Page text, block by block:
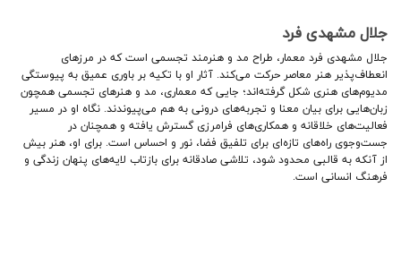
جلال مشهدی فرد
جلال مشهدی فرد معمار، طراح مد و هنرمند تجسمی است که در مرزهای
انعطاف‌پذیر هنر معاصر حرکت می‌کند. آثار او با تکیه بر باوری عمیق به پیوستگی
مدیوم‌های هنری شکل گرفته‌اند؛ جایی که معماری، مد و هنرهای تجسمی همچون
زبان‌هایی برای بیان معنا و تجربه‌های درونی به هم می‌پیوندند. نگاه او در مسیر
فعالیت‌های خلاقانه و همکاری‌های فرامرزی گسترش یافته و همچنان در
جست‌وجوی راه‌های تازه‌ای برای تلفیق فضا، نور و احساس است. برای او، هنر بیش
از آنکه به قالبی محدود شود، تلاشی صادقانه برای بازتاب لایه‌های پنهان زندگی و
فرهنگ انسانی است.